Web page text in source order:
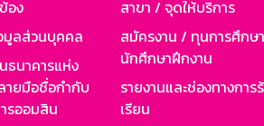
อง
มูลส่วนบุคคล
นาคารแห่ง
ายมือชื่อกำกับ
รออมสิน
สาขา / จุดให้บริการ
สมัครงาน / ทุนการศึกษ
นักศึกษาฝึกงาน
รายงานและช่องทางการ
เรียน